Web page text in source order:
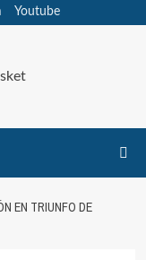
Youtube
EN TRIUNFO DE